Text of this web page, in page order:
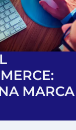
MARCA